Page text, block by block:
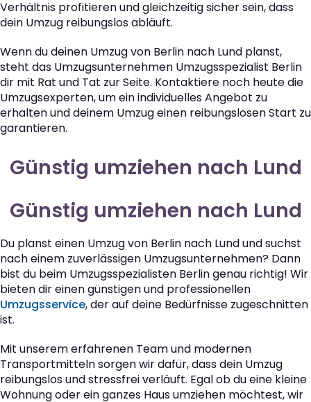
Verhältnis profitieren und gleichzeitig sicher sein, dass
dein Umzug reibungslos abläuft.
Wenn du deinen Umzug von Berlin nach Lund planst,
steht das Umzugsunternehmen Umzugsspezialist Berlin
dir mit Rat und Tat zur Seite. Kontaktiere noch heute die
Umzugsexperten, um ein individuelles Angebot zu
erhalten und deinem Umzug einen reibungslosen Start zu
garantieren.
Günstig umziehen nach Lund
Günstig umziehen nach Lund
Du planst einen Umzug von Berlin nach Lund und suchst
nach einem zuverlässigen Umzugsunternehmen? Dann
bist du beim Umzugsspezialisten Berlin genau richtig! Wir
bieten dir einen günstigen und professionellen
Umzugsservice, der auf deine Bedürfnisse zugeschnitten
ist.
Mit unserem erfahrenen Team und modernen
Transportmitteln sorgen wir dafür, dass dein Umzug
reibungslos und stressfrei verläuft. Egal ob du eine kleine
Wohnung oder ein ganzes Haus umziehen möchtest, wir